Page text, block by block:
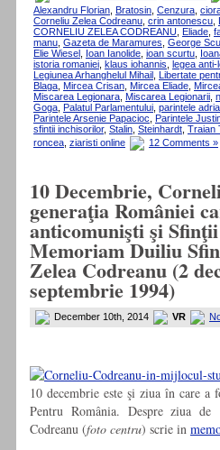
Alexandru Florian
Bratosin Cenzura
Corneliu Zelea Codreanu crin antonescu
CORNELIU ZELEA CODREANU
Eliade
manu Gazeta de Maramures George
Elie Wiesel
Ioan Ianolide ioan scurtu
istoria romaniei klaus iohannis legea
Legiunea Arhanghelul Mihail
Libertate
Blaga Mircea Crisan Mircea Eliade
Miscarea Legionara Miscarea Legionarii
Goga
Palatul Parlamentului parintele
Parintele Arsenie Papacioc
Parintele
sfintii inchisorilor, Stalin Steinhardt Traian
roncea ziaristi online 12 Comments »
10 Decembrie,
generaţia României
anticomunişti şi
Memoriam Duiliu
Zelea Codreanu (2
septembrie 1994)
December 10th, 2014 VR
10 decembrie este şi ziua în care
Pentru România. Despre ziua
Codreanu (foto centru) scrie in